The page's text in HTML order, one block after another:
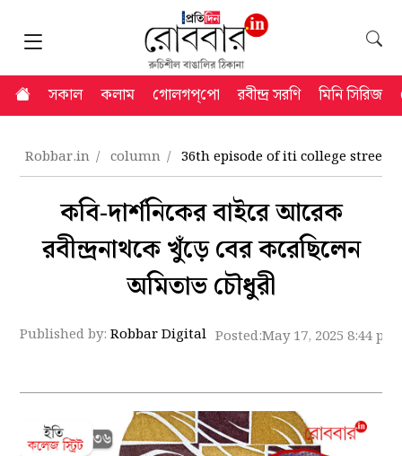
সকাল কলাম গোলগপ্‌পো রবীন্দ্র সরণি মিনি সিরিজ
Robbar.in column 36th episode of iti college street
কবি-দার্শনিকের বাইরে আরেক
রবীন্দ্রনাথকে খুঁড়ে বের করেছিলেন
অমিতাভ চৌধুরী
Published by:Robbar Digital Posted:May 17, 2025 8:44 pm